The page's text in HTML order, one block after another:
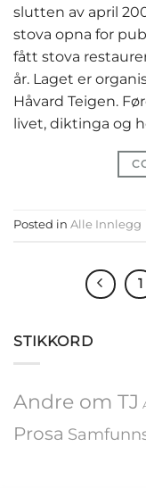
slutten av april
stova opna for
fått stova
år. Laget er
Håvard Teigen.
livet, diktinga og
Posted in Alle Innlegg
1
STIKKORD
Andre om TJ
Prosa